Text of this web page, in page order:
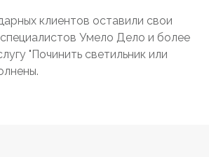
клиентов оставили свои
Умело Дело и более
"Починить светильник или